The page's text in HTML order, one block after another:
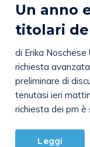
Un anno
titolari
di Erika
richiesta
preliminare di
tenutasi ieri
richiesta dei pm
Leggi